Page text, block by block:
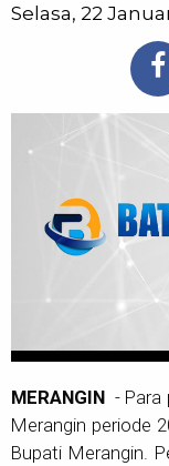
Selasa, 22
MERANGIN - Para
Merangin periode
Bupati Merangin.